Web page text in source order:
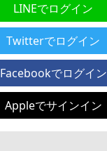
LINEでログイン
Twitterでログイン
Facebookでログイン
Appleでサインイン